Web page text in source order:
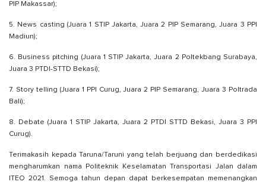
PIP Makassar);
5. News casting (Juara 1 STIP Jakarta, Juara 2 PIP Semarang, Juara 3 PPI
Madiun);
6. Business pitching (Juara 1 STIP Jakarta, Juara 2 Poltekbang Surabaya,
Juara 3 PTDI-STTD Bekasi);
7. Story telling (Juara 1 PPI Curug, Juara 2 PIP Semarang, Juara 3 Poltrada
Bali);
8. Debate (Juara 1 STIP Jakarta, Juara 2 PTDI STTD Bekasi, Juara 3 PPI
Curug).
Terimakasih kepada Taruna/Taruni yang telah berjuang dan berdedikasi
mengharumkan nama Politeknik Keselamatan Transportasi Jalan dalam
ITEO 2021. Semoga tahun depan dapat berkesempatan memenangkan